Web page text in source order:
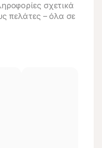
σχετικά
πελάτες – όλα σε